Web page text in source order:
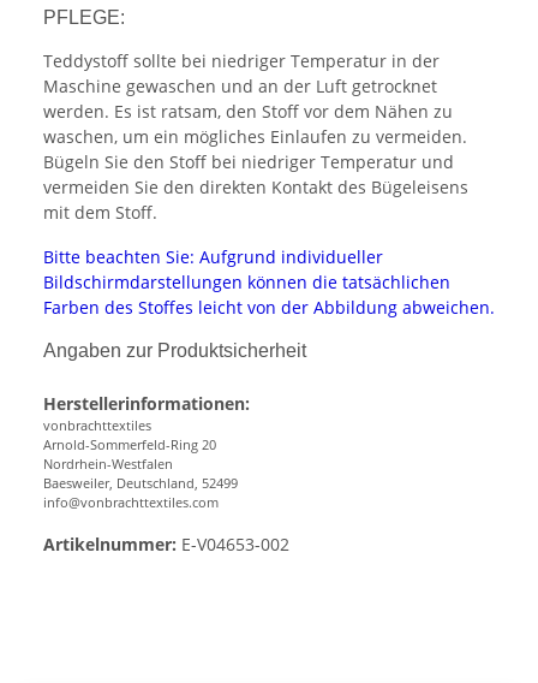
PFLEGE:
Teddystoff sollte bei niedriger Temperatur in der
Maschine gewaschen und an der Luft getrocknet
werden. Es ist ratsam, den Stoff vor dem Nähen zu
waschen, um ein mögliches Einlaufen zu vermeiden.
Bügeln Sie den Stoff bei niedriger Temperatur und
vermeiden Sie den direkten Kontakt des Bügeleisens
mit dem Stoff.
Bitte beachten Sie: Aufgrund individueller
Bildschirmdarstellungen können die tatsächlichen
Farben des Stoffes leicht von der Abbildung abweichen.
Angaben zur Produktsicherheit
Herstellerinformationen:
vonbrachttextiles
Arnold-Sommerfeld-Ring 20
Nordrhein-Westfalen
Baesweiler, Deutschland, 52499
info@vonbrachttextiles.com
Artikelnummer: E-V04653-002